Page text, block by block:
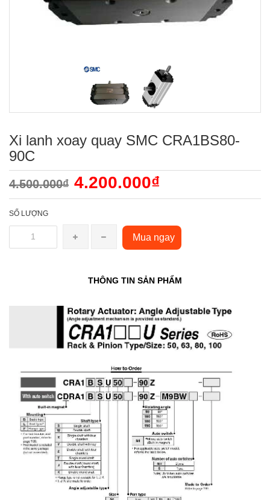
Xi lanh xoay quay SMC CRA1BS80-
90C
4.500.000₫ 4.200.000₫
SỐ LƯỢNG
Mua ngay
THÔNG TIN SẢN PHẨM